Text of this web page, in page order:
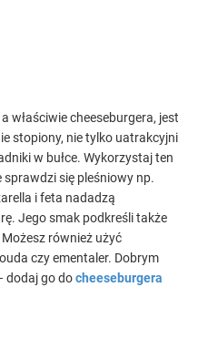
właściwie cheeseburgera, jest
stopiony, nie tylko uatrakcyjni
w bułce. Wykorzystaj ten
się pleśniowy np.
i feta nadadzą
Jego smak podkreśli także
również użyć
czy ementaler. Dobrym
dodaj go docheeseburgera